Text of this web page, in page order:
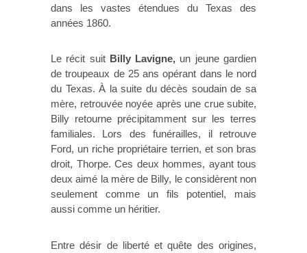
dans les vastes étendues du Texas des
années 1860.
Le récit suit Billy Lavigne, un jeune gardien
de troupeaux de 25 ans opérant dans le nord
du Texas. À la suite du décès soudain de sa
mère, retrouvée noyée après une crue subite,
Billy retourne précipitamment sur les terres
familiales. Lors des funérailles, il retrouve
Ford, un riche propriétaire terrien, et son bras
droit, Thorpe. Ces deux hommes, ayant tous
deux aimé la mère de Billy, le considèrent non
seulement comme un fils potentiel, mais
aussi comme un héritier.
Entre désir de liberté et quête des origines,